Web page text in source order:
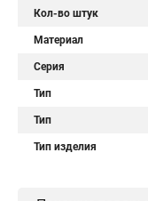
Кол-во штук
Материал
Серия
Тип
Тип
Тип изделия